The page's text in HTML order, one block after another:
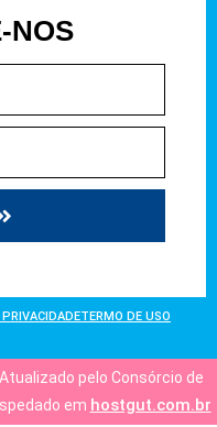
NOS
TERMO DE USO
pelo Consórcio de
em hostgut.com.br